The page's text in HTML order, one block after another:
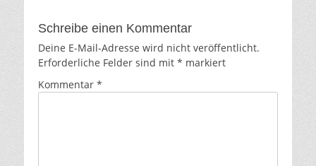
Schreibe einen Kommentar
Deine E-Mail-Adresse wird nicht veröffentlicht.
Erforderliche Felder sind mit * markiert
Kommentar *